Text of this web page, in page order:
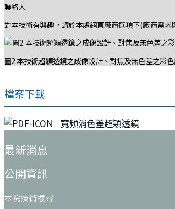
聯絡人
對本技術有興趣，請於本處網頁廠商選項下(廠商需
圖2.本技術超穎透鏡之成像設計、對焦及無色差之彩
檔案下載
寬頻消色差超穎透鏡
最新消息
公開資訊
本院技術搜尋